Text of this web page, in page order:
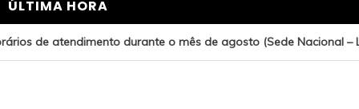
ÚLTIMA HORA
de atendimento durante o mês de agosto (Sede Nacional –